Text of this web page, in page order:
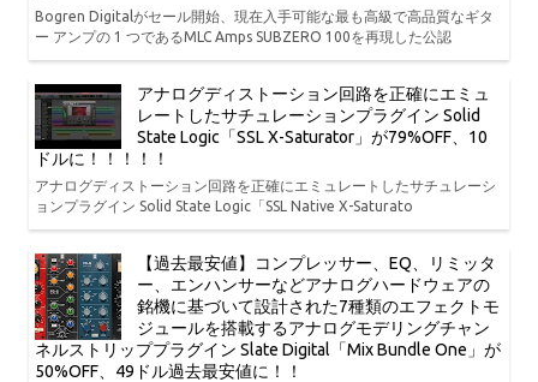
Bogren Digitalがセール開始、現在入手可能な最も高級で高品質なギタ
ー アンプの 1 つであるMLC Amps SUBZERO 100を再現した公認
アナログディストーション回路を正確にエミュ
レートしたサチュレーションプラグイン Solid
State Logic「SSL X-Saturator」が79%OFF、10
ドルに！！！！！
アナログディストーション回路を正確にエミュレートしたサチュレーシ
ョンプラグイン Solid State Logic「SSL Native X-Saturato
【過去最安値】コンプレッサー、EQ、リミッタ
ー、エンハンサーなどアナログハードウェアの
銘機に基づいて設計された7種類のエフェクトモ
ジュールを搭載するアナログモデリングチャン
ネルストリッププラグイン Slate Digital「Mix Bundle One」が
50%OFF、49ドル過去最安値に！！